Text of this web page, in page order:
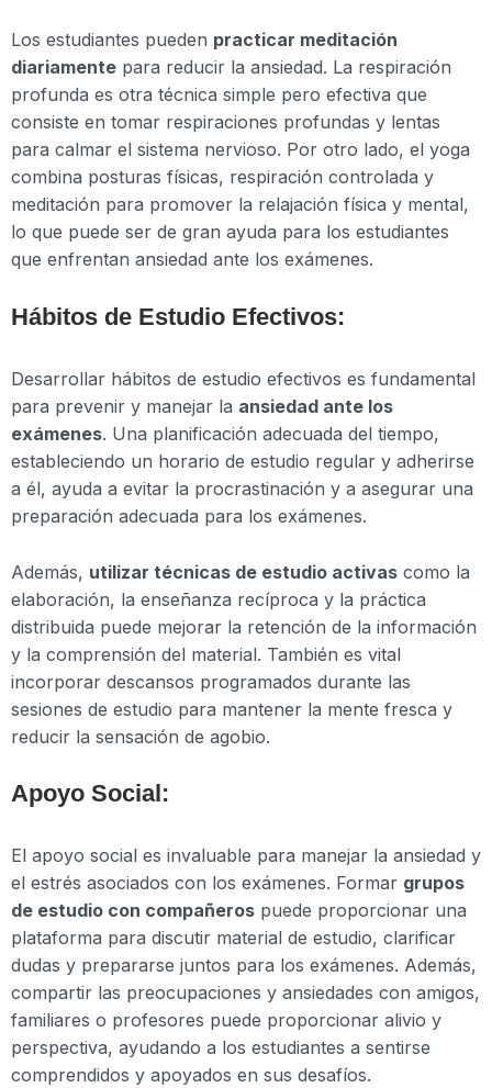
Los estudiantes pueden practicar meditación
diariamente para reducir la ansiedad. La respiración
profunda es otra técnica simple pero efectiva que
consiste en tomar respiraciones profundas y lentas
para calmar el sistema nervioso. Por otro lado, el yoga
combina posturas físicas, respiración controlada y
meditación para promover la relajación física y mental,
lo que puede ser de gran ayuda para los estudiantes
que enfrentan ansiedad ante los exámenes.
Hábitos de Estudio Efectivos:
Desarrollar hábitos de estudio efectivos es fundamental
para prevenir y manejar la ansiedad ante los
exámenes. Una planificación adecuada del tiempo,
estableciendo un horario de estudio regular y adherirse
a él, ayuda a evitar la procrastinación y a asegurar una
preparación adecuada para los exámenes.
Además, utilizar técnicas de estudio activas como la
elaboración, la enseñanza recíproca y la práctica
distribuida puede mejorar la retención de la información
y la comprensión del material. También es vital
incorporar descansos programados durante las
sesiones de estudio para mantener la mente fresca y
reducir la sensación de agobio.
Apoyo Social:
El apoyo social es invaluable para manejar la ansiedad y
el estrés asociados con los exámenes. Formar grupos
de estudio con compañeros puede proporcionar una
plataforma para discutir material de estudio, clarificar
dudas y prepararse juntos para los exámenes. Además,
compartir las preocupaciones y ansiedades con amigos,
familiares o profesores puede proporcionar alivio y
perspectiva, ayudando a los estudiantes a sentirse
comprendidos y apoyados en sus desafíos.